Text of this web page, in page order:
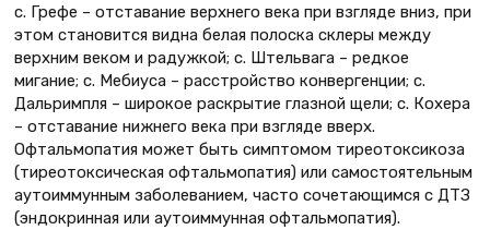
с. Грефе – отставание верхнего века при взгляде вниз, при
этом становится видна белая полоска склеры между
верхним веком и радужкой; с. Штельвага – редкое
мигание; с. Мебиуса – расстройство конвергенции; с.
Дальримпля – широкое раскрытие глазной щели; с. Кохера
– отставание нижнего века при взгляде вверх.
Офтальмопатия может быть симптомом тиреотоксикоза
(тиреотоксическая офтальмопатия) или самостоятельным
аутоиммунным заболеванием, часто сочетающимся с ДТЗ
(эндокринная или аутоиммунная офтальмопатия).